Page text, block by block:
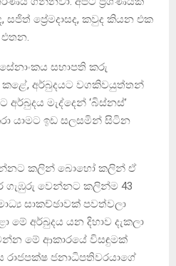
සජිත් ප්‍රේමදාසද, කවුද කියන එක
එතන.
සභාපති කරු
අර්බුදයට වගකිවයුත්තන්
මැද්දෙන් ‘බිස්නස්’
යාමට ඉඩ සලසමින් සිටින
එන්නට කලින් බොහෝ කලින් ඒ
ගැඹුරු වෙන්නට කලින්ම 43
සාකච්ඡාවක් පවත්වලා
මේ අර්බුදය යන දිහාව දැකලා
මේ ආකාරයේ විසඳුමක්
ජනාධිපතිවරයාගේ